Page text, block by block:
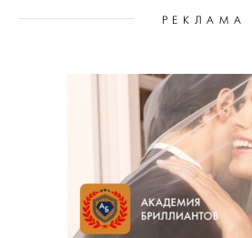
РЕКЛАМА